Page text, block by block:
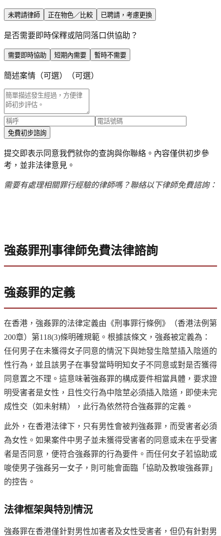
未聘請律師 正在物色／比較 已聘請，考慮更換
是否需要即時保釋或陪同落口供協助？
需要即時協助 短期內需要 暫時不需要
簡述案情（可選） （可選）
免費初步諮詢
提交即表示同意我們就你的查詢與你聯絡。內容僅供初步參
考，並非法律意見。
需要有處理相關罪行經驗的律師嗎？聯絡以下律師免費諮詢：
強姦罪刑事律師免費法律諮詢
強姦罪的定義
在香港，強姦罪的法律定義由《刑事罪行條例》（香港法例第
200章）第118(3)條明確規範。根據該條文，強姦被定義為：
任何男子在未獲得女子同意的情況下與她發生陰莖插入陰道的
性行為，並且該男子在事發當時明知女子不同意或對是否獲得
同意置之不理。這意味著強姦罪的構成要件相當具體，要求證
明受害者是女性，且性交行為中陰莖必須插入陰道，即使未完
成性交（如未射精），此行為依然符合強姦罪的定義。
此外，在香港法律下，只有男性會被判強姦罪，而受害者必須
為女性。如果案件中男子並未獲得受害者的同意或未在乎受害
者是否同意，便符合強姦罪的行為要件。而任何女子若協助或
唆使男子強姦另一女子，則可能會面臨「協助及教唆強姦罪」
的控告。
法律框架與特別情況
強姦罪在香港僅針對男性加害者及女性受害者，但仍有針對男